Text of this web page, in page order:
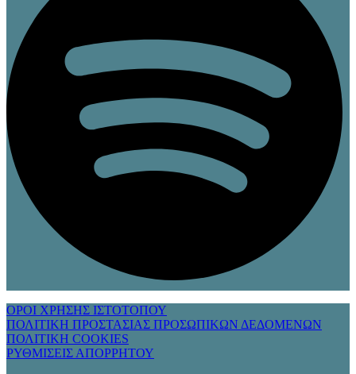
ΟΡΟΙ ΧΡΗΣΗΣ ΙΣΤΟΤΟΠΟΥ
ΠΟΛΙΤΙΚΗ ΠΡΟΣΤΑΣΙΑΣ ΠΡΟΣΩΠΙΚΩΝ ΔΕΔΟΜΕΝΩΝ
ΠΟΛΙΤΙΚΗ COOKIES
ΡΥΘΜΙΣΕΙΣ ΑΠΟΡΡΗΤΟΥ